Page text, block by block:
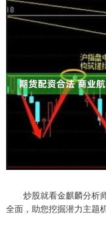
炒股就看金麒麟分析师
全面，助您挖掘潜力主题